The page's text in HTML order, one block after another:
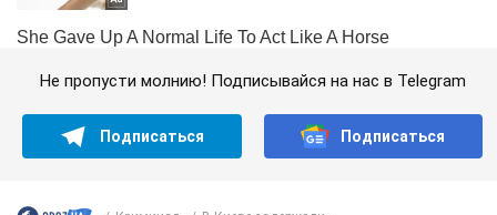
Не пропусти молнию! Подписывайся на нас в Telegram
Подписаться Подписаться